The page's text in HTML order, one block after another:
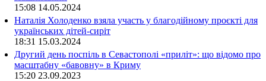
15:08 14.05.2024
Наталія Холоденко взяла участь у благодійному проєкті для
українських дітей-сиріт
18:31 15.03.2024
Другий день поспіль в Севастополі «приліт»: що відомо про
масштабну «бавовну» в Криму
15:20 23.09.2023